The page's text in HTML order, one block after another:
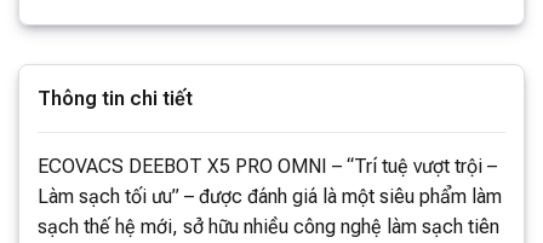
Thông tin chi tiết
ECOVACS DEEBOT X5 PRO OMNI – “Trí tuệ vượt trội –
Làm sạch tối ưu” – được đánh giá là một siêu phẩm làm
sạch thế hệ mới, sở hữu nhiều công nghệ làm sạch tiên